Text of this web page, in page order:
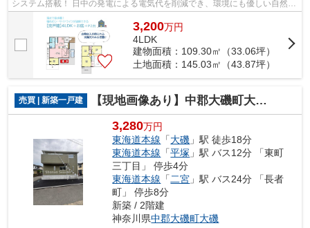
システム搭載！ 日中の発電による電気代を削減でき、環境にも優しい自然エ
ネルギーとして地球温暖化に貢献でき...
3,200万円
4LDK
建物面積：109.30㎡（33.06坪）
土地面積：145.03㎡（43.87坪）
売買 | 新築一戸建 【現地画像あり】中郡大磯町大磯第5 全２棟 2号棟
3,280万円
東海道本線 「大磯 」駅 徒歩18分
東海道本線 「平塚 」駅 バス12分 「東町
三丁目」 停歩4分
東海道本線 「 二宮 」駅 バス24分 「長者
町」 停歩8分
新築 / 2階建
神奈川県中郡大磯町大磯